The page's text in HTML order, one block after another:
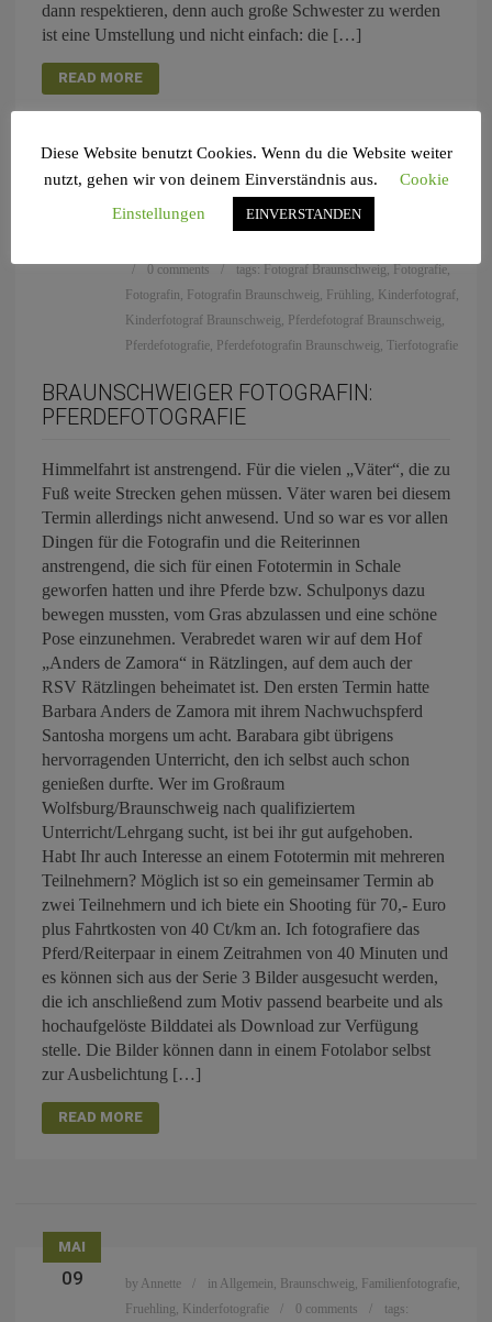
dann respektieren, denn auch große Schwester zu werden
ist eine Umstellung und nicht einfach: die […]
READ MORE
0 comments
tags: Fotograf Braunschweig, Fotografie,
Fotografin, Fotografin Braunschweig, Frühling, Kinderfotograf,
Kinderfotograf Braunschweig, Pferdefotograf Braunschweig,
Pferdefotografie, Pferdefotografin Braunschweig, Tierfotografie
BRAUNSCHWEIGER FOTOGRAFIN:
PFERDEFOTOGRAFIE
Himmelfahrt ist anstrengend. Für die vielen „Väter“, die zu
Fuß weite Strecken gehen müssen. Väter waren bei diesem
Termin allerdings nicht anwesend. Und so war es vor allen
Dingen für die Fotografin und die Reiterinnen
anstrengend, die sich für einen Fototermin in Schale
geworfen hatten und ihre Pferde bzw. Schulponys dazu
bewegen mussten, vom Gras abzulassen und eine schöne
Pose einzunehmen. Verabredet waren wir auf dem Hof
„Anders de Zamora“ in Rätzlingen, auf dem auch der
RSV Rätzlingen beheimatet ist. Den ersten Termin hatte
Barbara Anders de Zamora mit ihrem Nachwuchspferd
Santosha morgens um acht. Barabara gibt übrigens
hervorragenden Unterricht, den ich selbst auch schon
genießen durfte. Wer im Großraum
Wolfsburg/Braunschweig nach qualifiziertem
Unterricht/Lehrgang sucht, ist bei ihr gut aufgehoben.
Habt Ihr auch Interesse an einem Fototermin mit mehreren
Teilnehmern? Möglich ist so ein gemeinsamer Termin ab
zwei Teilnehmern und ich biete ein Shooting für 70,- Euro
plus Fahrtkosten von 40 Ct/km an. Ich fotografiere das
Pferd/Reiterpaar in einem Zeitrahmen von 40 Minuten und
es können sich aus der Serie 3 Bilder ausgesucht werden,
die ich anschließend zum Motiv passend bearbeite und als
hochaufgelöste Bilddatei als Download zur Verfügung
stelle. Die Bilder können dann in einem Fotolabor selbst
zur Ausbelichtung […]
READ MORE
MAI
09 by Annette in Allgemein, Braunschweig, Familienfotografie,
Fruehling, Kinderfotografie 0 comments tags:
Diese Website benutzt Cookies. Wenn du die Website weiter
nutzt, gehen wir von deinem Einverständnis aus.
Cookie
Einstellungen
EINVERSTANDEN